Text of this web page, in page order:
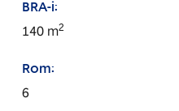
BRA-i:
140 m2
Rom:
6